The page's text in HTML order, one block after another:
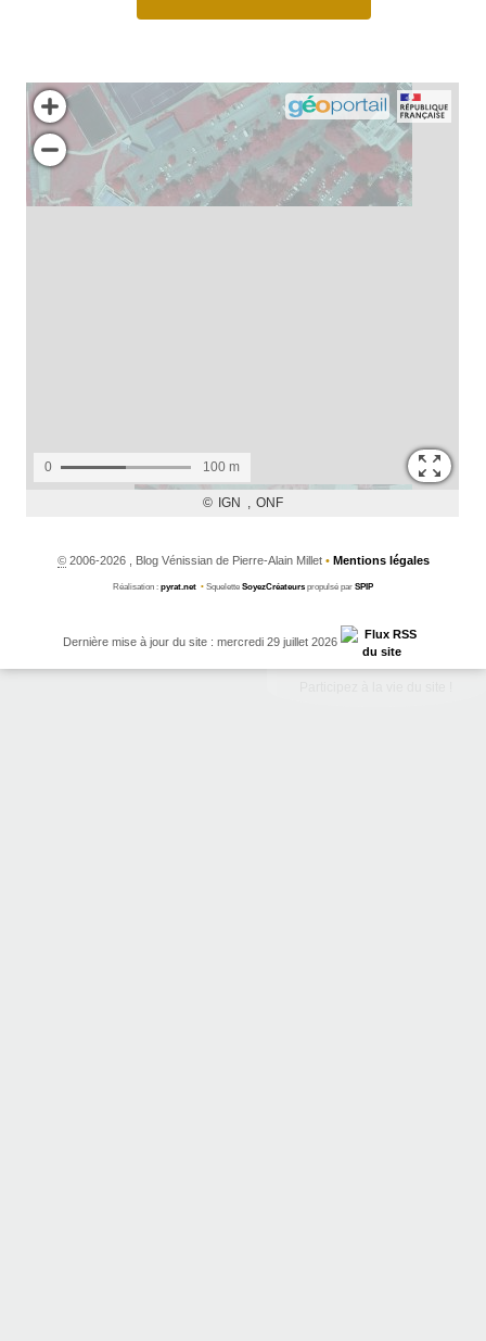
©2006-2026 , Blog Vénissian de Pierre-Alain Millet • Mentions légales
Réalisation : pyrat.net • Squelette SoyezCréateurs propulsé par SPIP
Dernière mise à jour du site : mercredi 29 juillet 2026